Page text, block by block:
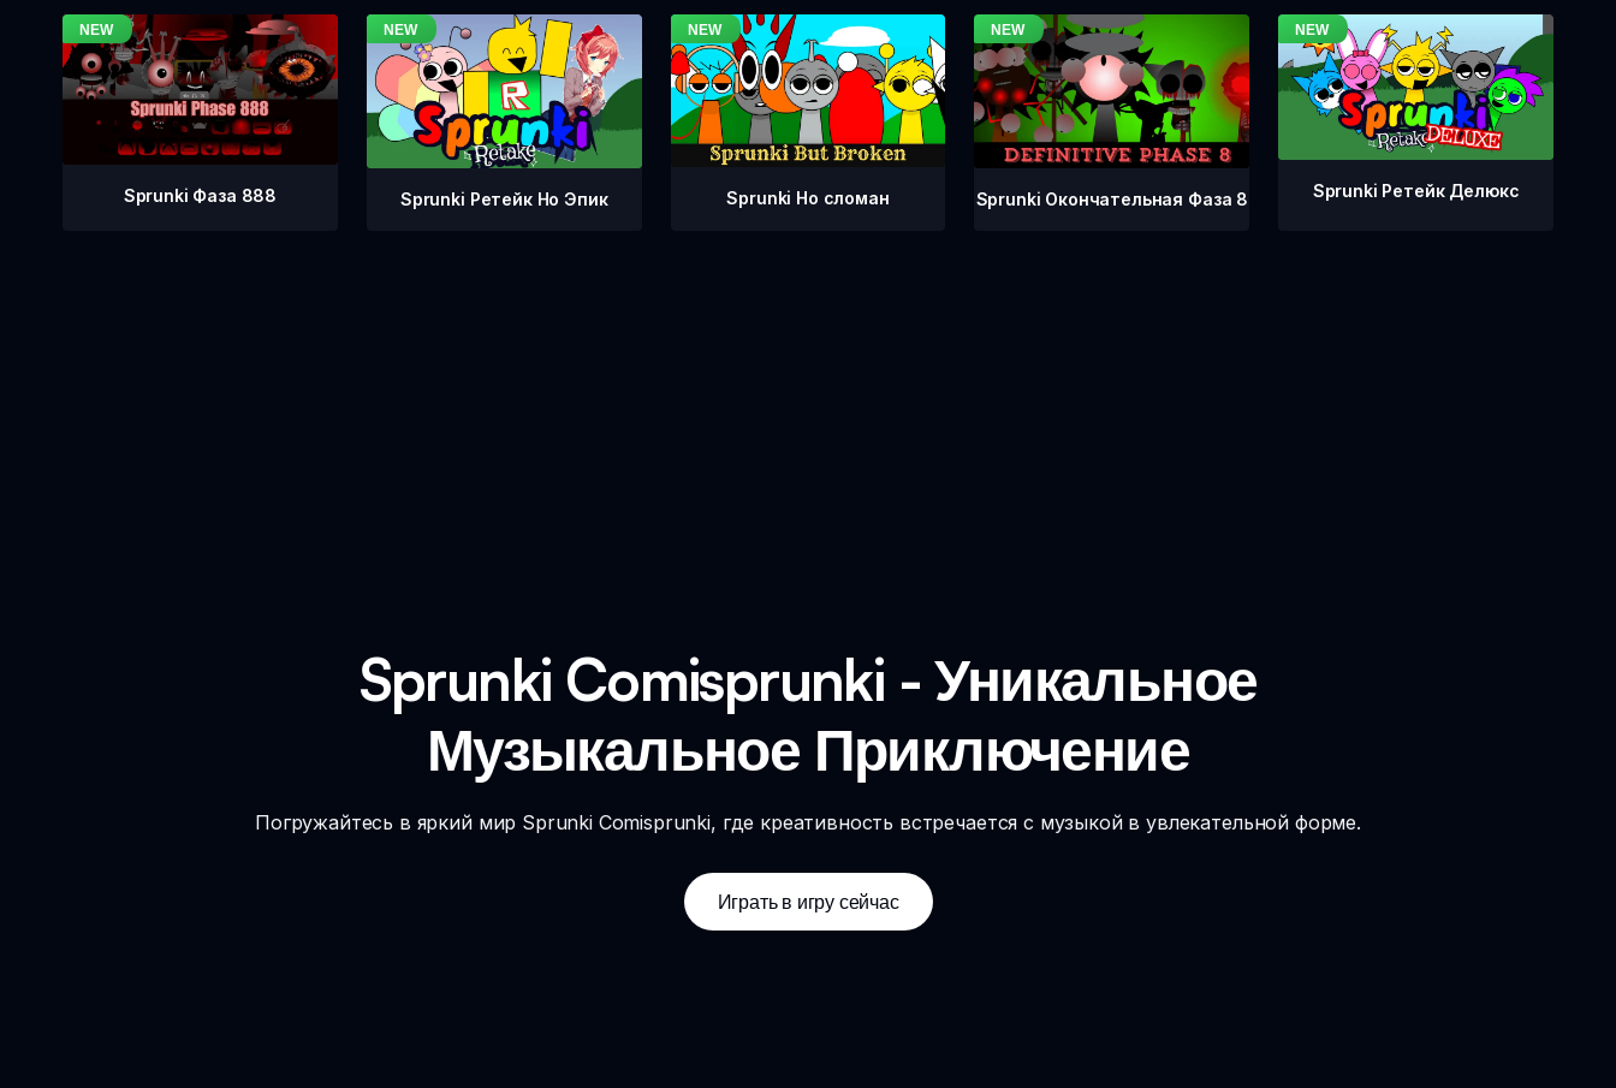
Sprunki Фаза 888 Sprunki Ретейк Но Эпик Sprunki Но сломан Sprunki Окончательная Фаза 8 Sprunki Ретейк Делюкс
Sprunki Comisprunki - Уникальное
Музыкальное Приключение
Погружайтесь в яркий мир Sprunki Comisprunki, где креативность встречается с музыкой в увлекательной форме.
Играть в игру сейчас